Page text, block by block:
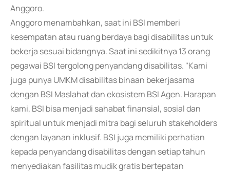
Anggoro.
Anggoro menambahkan, saat ini BSI memberi
kesempatan atau ruang berdaya bagi disabilitas untuk
bekerja sesuai bidangnya. Saat ini sedikitnya 13 orang
pegawai BSI tergolong penyandang disabilitas. "Kami
juga punya UMKM disabilitas binaan bekerjasama
dengan BSI Maslahat dan ekosistem BSI Agen. Harapan
kami, BSI bisa menjadi sahabat finansial, sosial dan
spiritual untuk menjadi mitra bagi seluruh stakeholders
dengan layanan inklusif. BSI juga memiliki perhatian
kepada penyandang disabilitas dengan setiap tahun
menyediakan fasilitas mudik gratis bertepatan